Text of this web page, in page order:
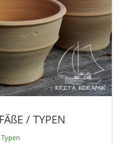
/ TYPEN
Typen